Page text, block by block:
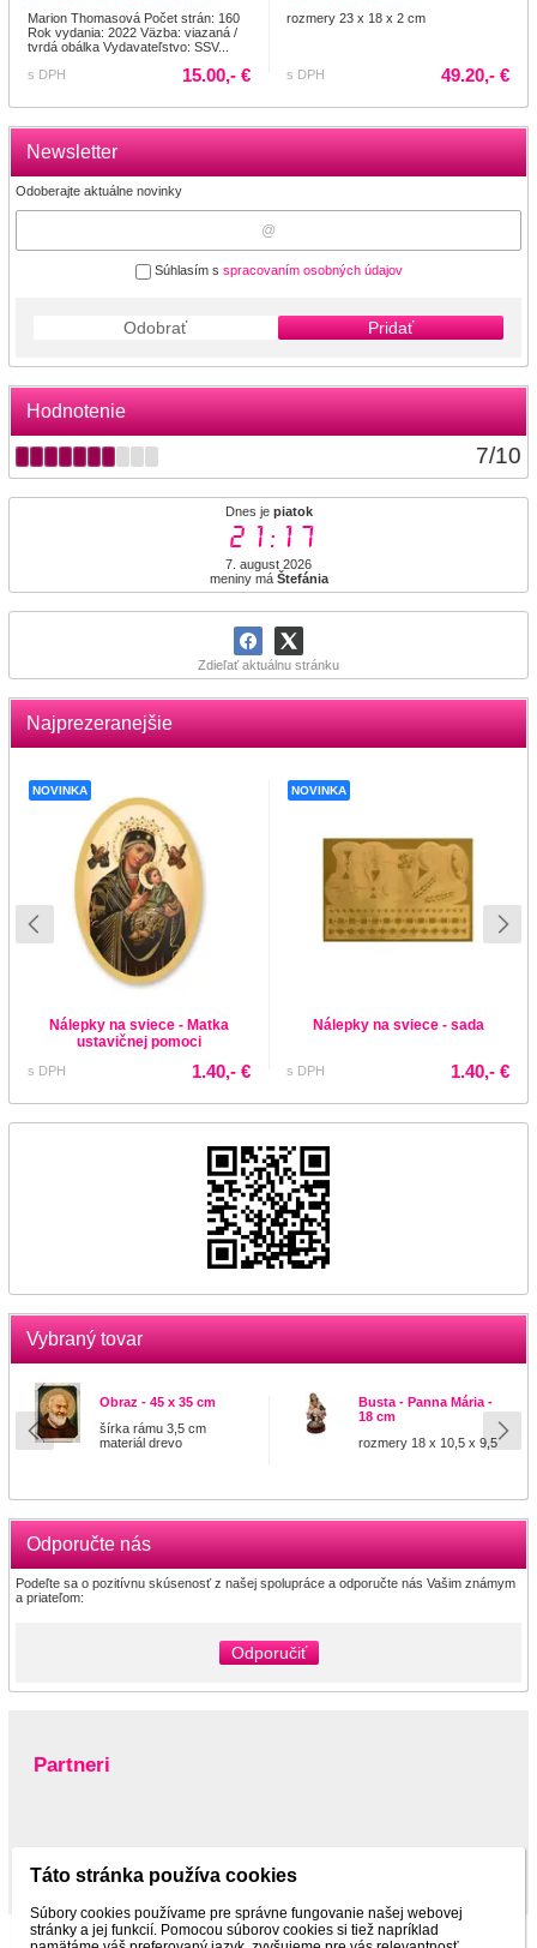
Newsletter
Odoberajte aktuálne novinky
Súhlasím s spracovaním osobných údajov
Odobrať Pridať
Hodnotenie
7/10
Dnes je piatok
21:17
7. august 2026
meniny má Štefánia
Zdieľať aktuálnu stránku
Najprezeranejšie
NOVINKA
Nálepky na sviece - Matka
ustavičnej pomoci
s DPH 1.40,- €
NOVINKA
Nálepky na sviece - sada
s DPH 1.40,- €
Vybraný tovar
Obraz - 45 x 35 cm
šírka rámu 3,5 cm
materiál drevo
Busta - Panna Mária -
18 cm
rozmery 18 x 10,5 x 9,5
Odporučte nás
Podeľte sa o pozitívnu skúsenosť z našej spolupráce a odporučte nás Vašim známym
a priateľom:
Odporučiť
Marion Thomasová Počet strán: 160
Rok vydania: 2022 Väzba: viazaná /
tvrdá obálka Vydavateľstvo: SSV...
s DPH
15.00,- €
rozmery 23 x 18 x 2 cm
s DPH 49.20,- €
Partneri
Táto stránka používa cookies
Súbory cookies používame pre správne fungovanie našej webovej
stránky a jej funkcií. Pomocou súborov cookies si tiež napríklad